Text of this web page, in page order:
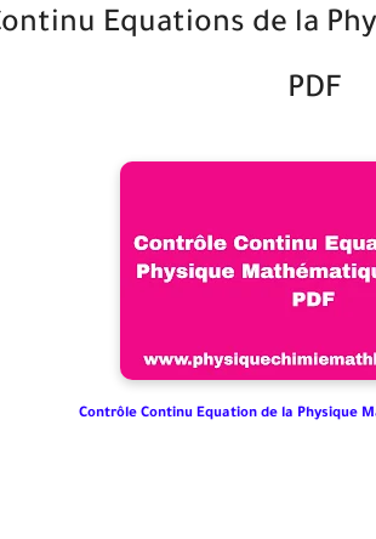
Equations de la
PDF
Contrôle Continu Equation de la Physique